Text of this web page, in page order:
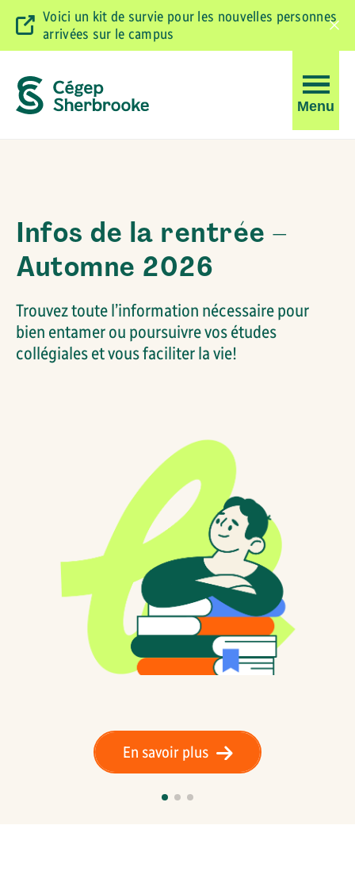
Voici un kit de survie pour les nouvelles personnes
arrivées sur le campus
la
Menu
Infos de la rentrée –
Automne 2026
Trouvez toute l’information nécessaire pour
bien entamer ou poursuivre vos études
collégiales et vous faciliter la vie!
En savoir plus